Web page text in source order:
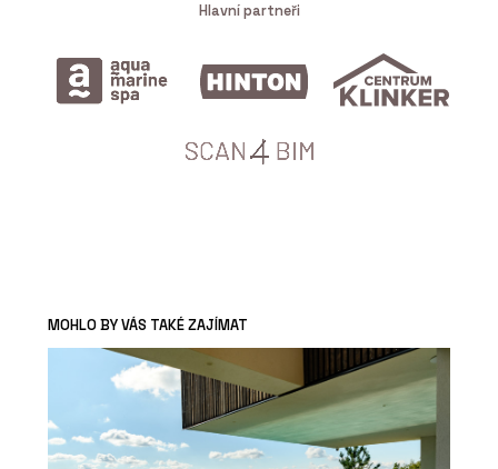
Hlavní partneři
MOHLO BY VÁS TAKÉ ZAJÍMAT